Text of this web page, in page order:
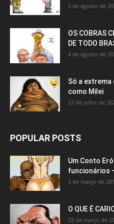
5 de agosto de
OS COBRAS
DE TODO
4 de agosto de
Só a
como Milei
27 de julho de
POPULAR POSTS
Um Conto
funcionários
3 de março de
O QUE É
23 de março de